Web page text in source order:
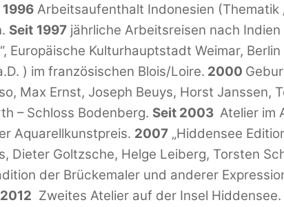
1996 Arbeitsaufenthalt Indonesien (Thematik
Seit 1997 jährliche Arbeitsreisen nach
Europäische Kulturhauptstadt Weimar,
) im französischen Blois/Loire. 2000
Max Ernst, Joseph Beuys, Horst Janssen,
– Schloss Bodenberg. Seit 2003 Atelier im
Aquarellkunstpreis. 2007 „Hiddensee
Dieter Goltzsche, Helge Leiberg, Torsten
der Brückemaler und anderer
Zweites Atelier auf der Insel Hiddensee.